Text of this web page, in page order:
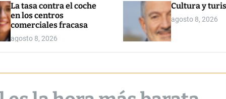
La tasa contra el coche
en los centros
comerciales fracasa
agosto 8, 2026
Cultura y
agosto 8, 2026